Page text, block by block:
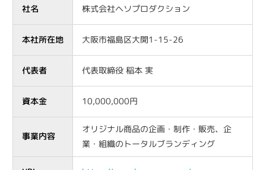
社名 株式会社ヘソプロダクション
本社所在地 大阪市福島区大開1-15-26
代表者 代表取締役 稲本 実
資本金 10,000,000円
事業内容
オリジナル商品の企画・制作・販売、企
業・組織のトータルブランディング